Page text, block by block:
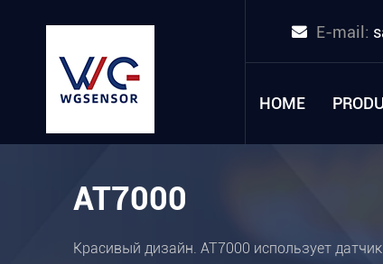
E-mail:
HOME
AT7000
Красивый дизайн. AT7000 использует